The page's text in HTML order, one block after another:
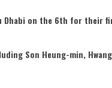
on the 6th for their
Son Heung-min,